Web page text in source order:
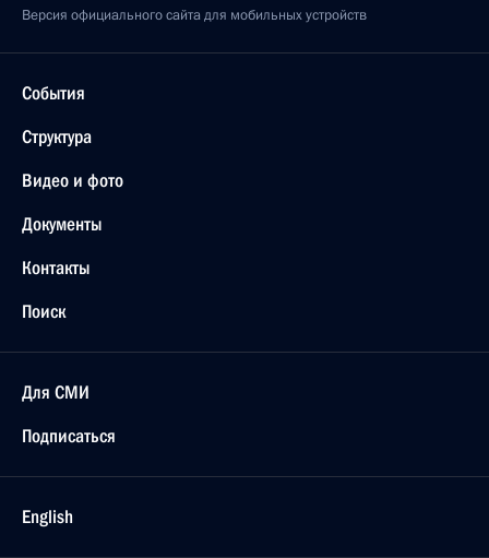
Версия официального сайта для мобильных устройств
События
Структура
Видео и фото
Документы
Контакты
Поиск
Для СМИ
Подписаться
English